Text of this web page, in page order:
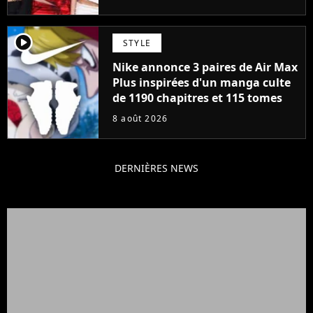
player2 STYLE
Nike annonce 3 paires de Air Max
Plus inspirées d'un manga culte
de 1190 chapitres et 115 tomes
8 août 2026
DERNIÈRES NEWS